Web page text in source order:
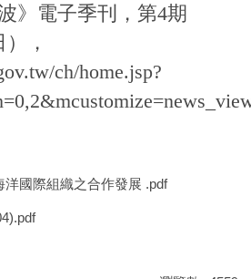
》電子季刊，第4期
），
ch/home.jsp?
洋國際組織之合作發展 .pdf